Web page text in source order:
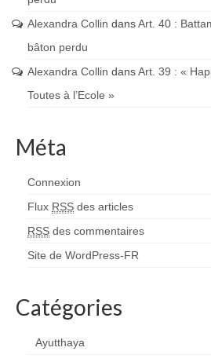
Alexandra Collin dansArt. 40 :
bâton perdu
Alexandra Collin dansArt. 39 : «
Toutes à l’Ecole »
Méta
Connexion
Flux RSS des articles
RSS des commentaires
Site de WordPress-FR
Catégories
Ayutthaya